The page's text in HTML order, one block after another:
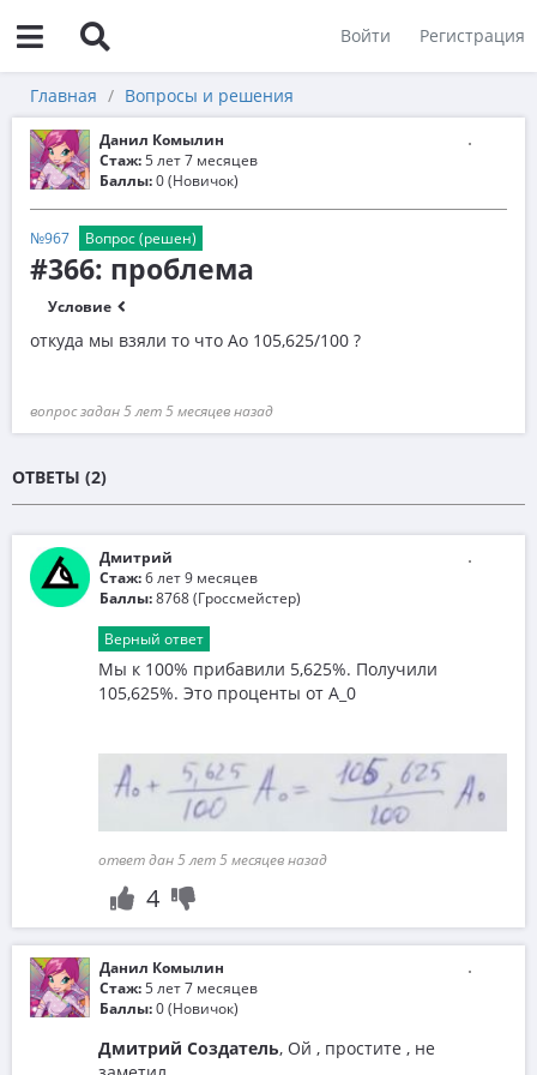
Войти Регистрация
Главная Вопросы и решения
Данил Комылин
Стаж:5 лет 7 месяцев
Баллы:0 (Новичок)
№967 Вопрос (решен)
#366: проблема
Условие
откуда мы взяли то что Ао 105,625/100 ?
вопрос задан 5 лет 5 месяцев назад
ОТВЕТЫ (2)
Дмитрий
Стаж:6 лет 9 месяцев
Баллы:8768 (Гроссмейстер)
Верный ответ
Мы к 100% прибавили 5,625%. Получили
105,625%. Это проценты от А_0
ответ дан 5 лет 5 месяцев назад
4
Данил Комылин
Стаж:5 лет 7 месяцев
Баллы:0 (Новичок)
Дмитрий Создатель, Ой , простите , не